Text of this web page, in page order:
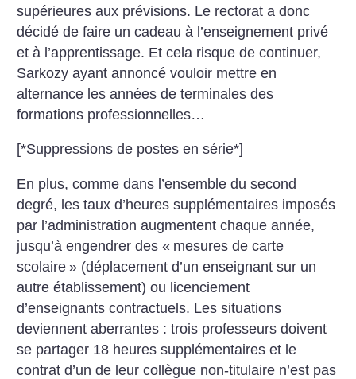
supérieures aux prévisions. Le rectorat a donc
décidé de faire un cadeau à l’enseignement privé
et à l’apprentissage. Et cela risque de continuer,
Sarkozy ayant annoncé vouloir mettre en
alternance les années de terminales des
formations professionnelles…
[*Suppressions de postes en série*]
En plus, comme dans l’ensemble du second
degré, les taux d’heures supplémentaires imposés
par l’administration augmentent chaque année,
jusqu’à engendrer des « mesures de carte
scolaire » (déplacement d’un enseignant sur un
autre établissement) ou licenciement
d’enseignants contractuels. Les situations
deviennent aberrantes : trois professeurs doivent
se partager 18 heures supplémentaires et le
contrat d’un de leur collègue non-titulaire n’est pas